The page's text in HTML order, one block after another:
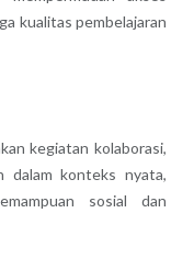
kualitas pembelajaran
kegiatan kolaborasi,
dalam konteks nyata,
sosial dan